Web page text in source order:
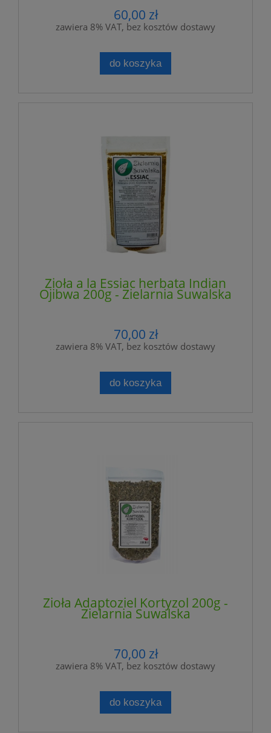
60,00 zł
zawiera 8% VAT, bez kosztów dostawy
do koszyka
Zioła a la Essiac herbata Indian
Ojibwa 200g - Zielarnia Suwalska
70,00 zł
zawiera 8% VAT, bez kosztów dostawy
do koszyka
Zioła Adaptoziel Kortyzol 200g -
Zielarnia Suwalska
70,00 zł
zawiera 8% VAT, bez kosztów dostawy
do koszyka